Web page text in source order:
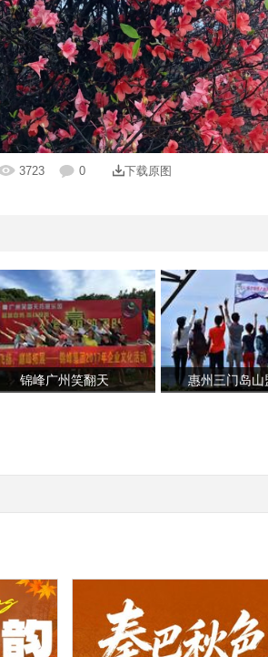
3723 0 下载原图
锦峰广州笑翻天 惠州三门岛山